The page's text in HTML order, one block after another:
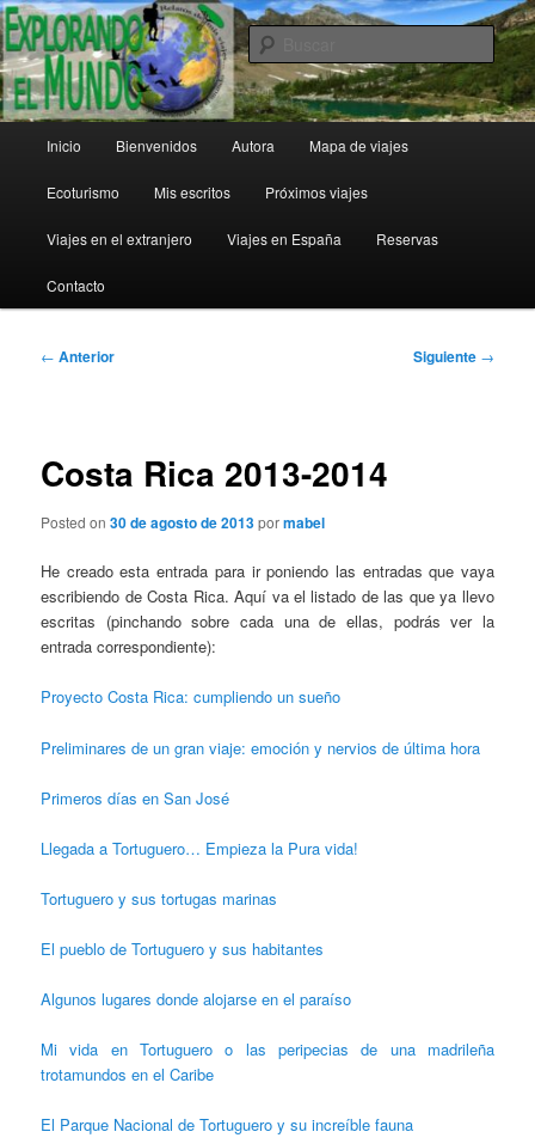
Ir
al
contenido
principalExplorando el Mundo
principal
Inicio Bienvenidos Autora Mapa de viajes
Ecoturismo Mis escritos Próximos viajes
Viajes en el extranjero Viajes en España Reservas
Contacto
Navegación
← Anterior Siguiente →
Costa Rica 2013-2014
Posted on30 de agosto de 2013pormabel
He creado esta entrada para ir poniendo las entradas que vaya
escribiendo de Costa Rica. Aquí va el listado de las que ya llevo
escritas (pinchando sobre cada una de ellas, podrás ver la
entrada correspondiente):
Proyecto Costa Rica: cumpliendo un sueño
Preliminares de un gran viaje: emoción y nervios de última hora
Primeros días en San José
Llegada a Tortuguero… Empieza la Pura vida!
Tortuguero y sus tortugas marinas
El pueblo de Tortuguero y sus habitantes
Algunos lugares donde alojarse en el paraíso
Mi vida en Tortuguero o las peripecias de una madrileña
trotamundos en el Caribe
El Parque Nacional de Tortuguero y su increíble fauna